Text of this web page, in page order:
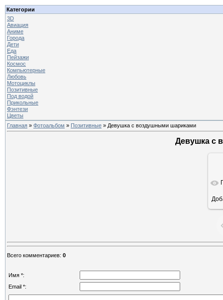
Категории
3D
Авиация
Аниме
Города
Дети
Еда
Пейзажи
Космос
Компьютерные
Любовь
Мотоциклы
Позитивные
Под водой
Прикольные
Фэнтези
Цветы
Главная » Фотоальбом » Позитивные » Девушка с воздушными шариками
Девушка с
Всего комментариев: 0
Имя *:
Email *: